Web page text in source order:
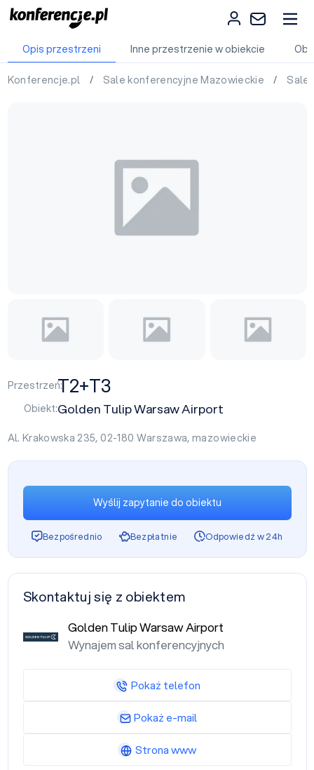
Opis przestrzeni Inne przestrzenie w obiekcie
Konferencje.pl / Sale konferencyjne Mazowieckie / Sale
Przestrzeń:T2+T3
Obiekt:Golden Tulip Warsaw Airport
Al. Krakowska 235, 02-180 Warszawa,mazowieckie
Wyślij zapytanie do obiektu
Bezpośrednio Bezpłatnie Odpowiedź w 24h
Skontaktuj się z obiektem
Golden Tulip Warsaw Airport
Wynajem sal konferencyjnych
Pokaż telefon
Pokaż e-mail
Strona www